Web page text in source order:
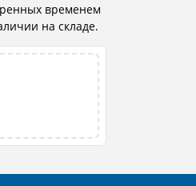
временем
на складе.